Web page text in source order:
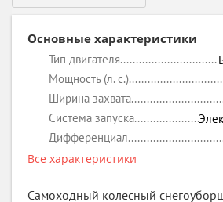
Основные характеристики
Тип двигателя
Мощность (л. с.)
Ширина захвата
Система запуска
Дифференциал
Все характеристики
Самоходный колесный